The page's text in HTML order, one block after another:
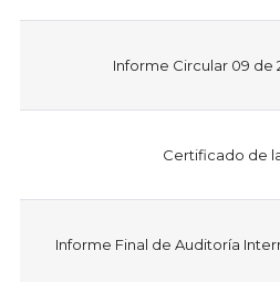
Informe Circular 09 de
Certificado de
Informe Final de Auditoría